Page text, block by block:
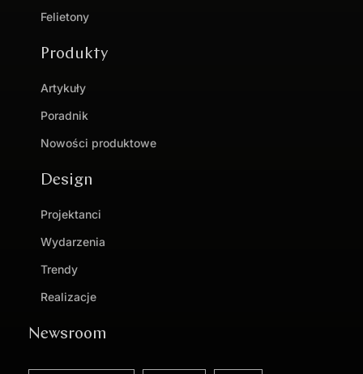
Felietony
Produkty
Artykuły
Poradnik
Nowości produktowe
Design
Projektanci
Wydarzenia
Trendy
Realizacje
Newsroom